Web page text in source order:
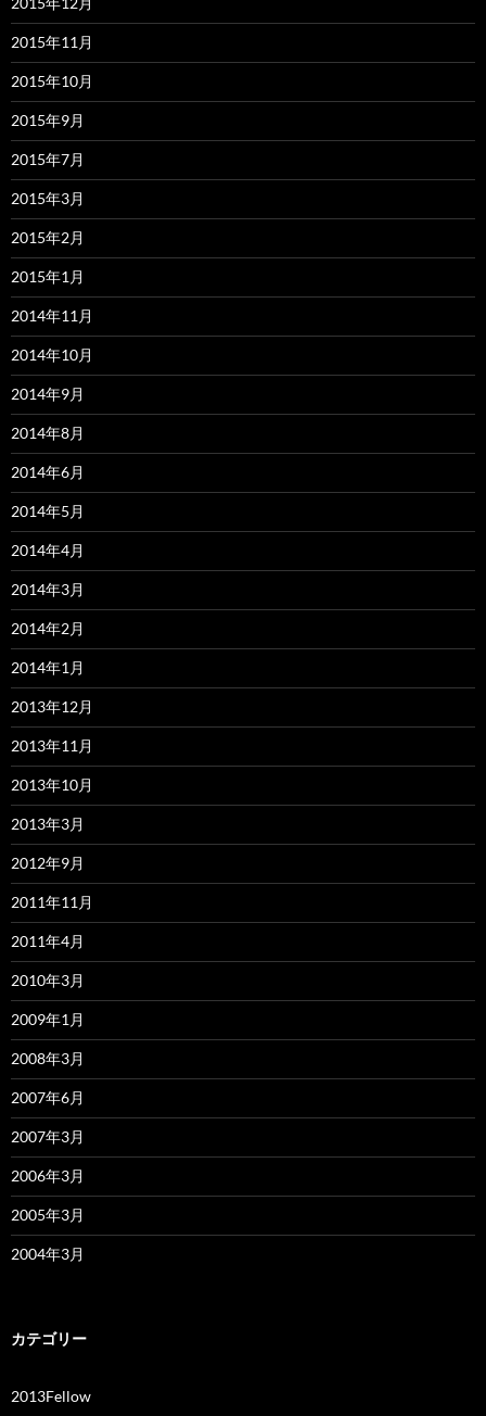
2015年11月
2015年10月
2015年9月
2015年7月
2015年3月
2015年2月
2015年1月
2014年11月
2014年10月
2014年9月
2014年8月
2014年6月
2014年5月
2014年4月
2014年3月
2014年2月
2014年1月
2013年12月
2013年11月
2013年10月
2013年3月
2012年9月
2011年11月
2011年4月
2010年3月
2009年1月
2008年3月
2007年6月
2007年3月
2006年3月
2005年3月
2004年3月
カテゴリー
2013Fellow